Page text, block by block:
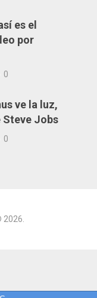
es el
por
0
ve la luz,
Steve Jobs
0